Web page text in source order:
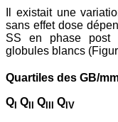
Il existait une
sans effet dose
SS en phase post
globules blancs
Quartiles des GB/
Q Q Q Q IV